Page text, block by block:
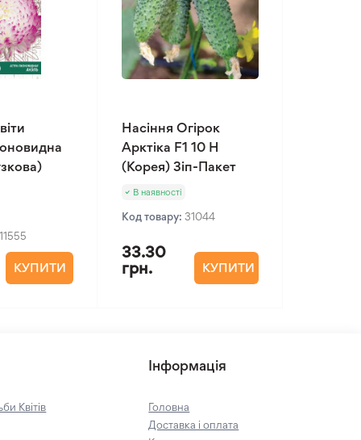
11555
КУПИТИ
Насіння Огірок
Арктіка F1 10 Н
(Корея) Зіп-Пакет
В наявності
Код товару: 31044
33.30
грн.
КУПИТИ
Квітів
Інформація
Головна
Доставка і оплата